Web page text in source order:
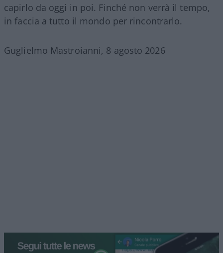
capirlo da oggi in poi. Finché non verrà il tempo,
in faccia a tutto il mondo per rincontrarlo.
Guglielmo Mastroianni, 8 agosto 2026